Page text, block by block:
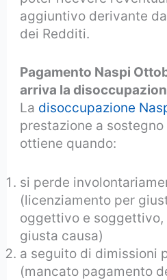
aggiuntivo derivante
dei Redditi.
Pagamento Naspi
arriva la
La disoccupazione
prestazione a
ottiene quando:
si perde
(licenziamento per
oggettivo e
giusta causa)
a seguito di dimissioni
(mancato pagamento